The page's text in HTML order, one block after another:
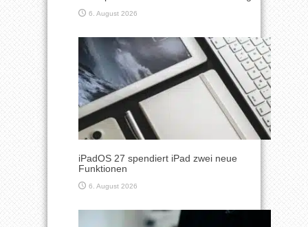
6. August 2026
iPadOS 27 spendiert iPad zwei neue
Funktionen
6. August 2026